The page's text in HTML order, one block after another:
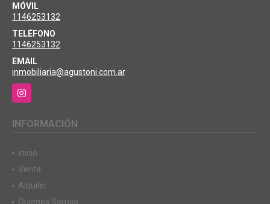
MÓVIL
1146253132
TELÉFONO
1146253132
EMAIL
inmobiliaria@agustoni.com.ar
Instagram
INFORMACIÓN
Inicio
Venta
Alquiler
Quiénes Somos